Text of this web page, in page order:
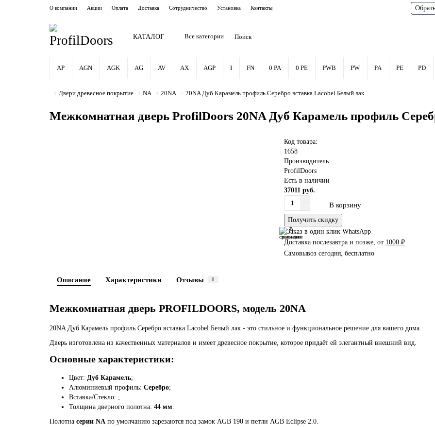
О компании Акции Оплата Доставка Сотрудничество Установка Контакты
КАТАЛОГ Все категории
AP AGN AGK AG AV AX AGP I FN 0 PA 0 PE PWB PW PA PE PD
Двери древесное покрытие NA 20NA 20NA Дуб Карамель профиль Серебро вставка Lacobel Белый лак
Межкомнатная дверь ProfilDoors 20NA Дуб Карамель профиль
Код товара:
1658
Производитель:
ProfilDoors
Есть в наличии
37011 руб.
В корзину
Получить скидку
В
закладки
В
сравнение
Доставка послезавтра и позже, от 1000 ₽
Самовывоз сегодня, бесплатно
Описание Характеристики Отзывы 0
Межкомнатная дверь PROFILDOORS, модель 20NA
20NA Дуб Карамель профиль Серебро вставка Lacobel Белый лак - это стильное и функциональное решение для вашего дома.
Дверь изготовлена из качественных материалов и имеет древесное покрытие, которое придаёт ей элегантный внешний вид.
Основные характеристики:
Цвет: Дуб Карамель;
Алюминиевый профиль: Серебро;
Вставка/Стекло: ;
Толщина дверного полотна: 44 мм
Полотна серии NA по умолчанию зарезаются под замок AGB 190 и петли AGB Eclipse 2.0.